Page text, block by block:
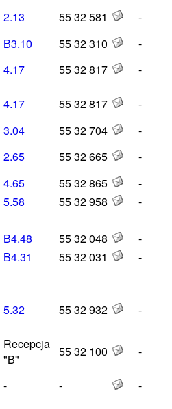
2.13 55 32 581
-
B3.10 55 32 310
-
4.17 55 32 817
-
4.17 55 32 817
-
3.04 55 32 704
-
2.65 55 32 665
-
4.65 55 32 865
-
5.58 55 32 958
-
B4.48 55 32 048
-
B4.31 55 32 031
-
5.32 55 32 932 -
Recepcja
"B"
55 32 100 -
- -
-